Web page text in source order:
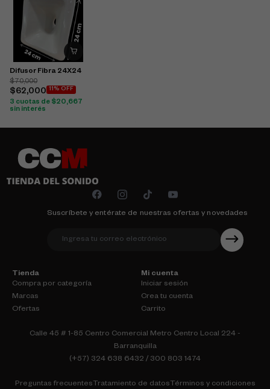
Difusor Fibra 24X24
$70,000
$62,000 11% OFF
3 cuotas de $20,667
sin interés
Suscríbete y entérate de nuestras ofertas y novedades
Tienda
Compra por categoría
Marcas
Ofertas
Mi cuenta
Iniciar sesión
Crea tu cuenta
Carrito
Calle 45 # 1-85 Centro Comercial Metro Centro Local 224 -
Barranquilla
(+57) 324 638 6432 / 300 803 1474
Preguntas frecuentesTratamiento de datosTérminos y condiciones